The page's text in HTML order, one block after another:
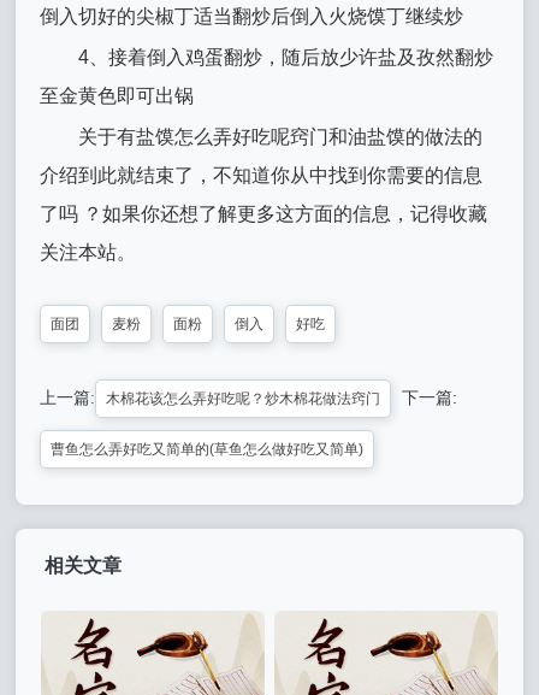
倒入切好的尖椒丁适当翻炒后倒入火烧馍丁继续炒
4、接着倒入鸡蛋翻炒，随后放少许盐及孜然翻炒
至金黄色即可出锅
关于有盐馍怎么弄好吃呢窍门和油盐馍的做法的
介绍到此就结束了，不知道你从中找到你需要的信息
了吗 ？如果你还想了解更多这方面的信息，记得收藏
关注本站。
面团 麦粉 面粉 倒入 好吃
上一篇: 木棉花该怎么弄好吃呢？炒木棉花做法窍门 下一篇:
曹鱼怎么弄好吃又简单的(草鱼怎么做好吃又简单)
相关文章